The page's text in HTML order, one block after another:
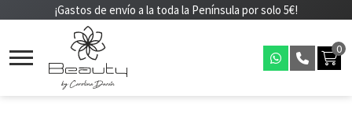
¡Gastos de envío a la toda la Península por solo 5€!
0